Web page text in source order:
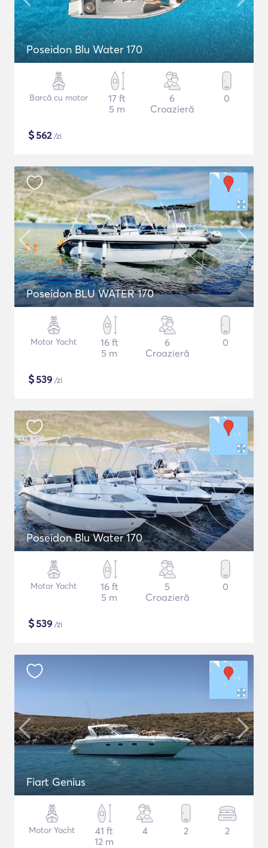
Poseidon Blu Water 170
Barcă cu motor
17 ft
5 m
6
Croazieră
0
$562/zi
Poseidon BLU WATER 170
Motor Yacht
16 ft
5 m
6
Croazieră
0
$539 /zi
Poseidon Blu Water 170
Motor Yacht
16 ft
5 m
5
Croazieră
0
$539 /zi
Fiart Genius
Motor Yacht
41 ft
12 m
4 2 2